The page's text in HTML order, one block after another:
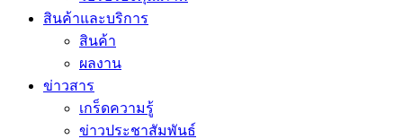
สินค้าและบริการ
สินค้า
ผลงาน
ข่าวสาร
เกร็ดความรู้
ข่าวประชาสัมพันธ์